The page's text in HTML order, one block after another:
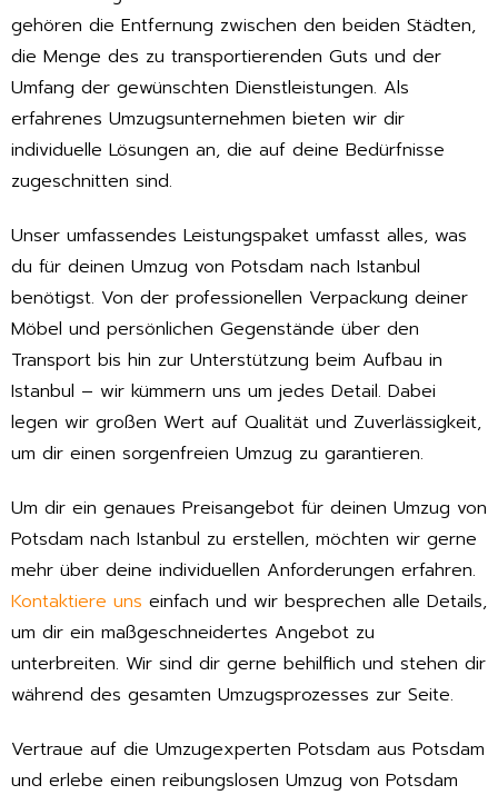
gehören die Entfernung zwischen den beiden Städten,
die Menge des zu transportierenden Guts und der
Umfang der gewünschten Dienstleistungen. Als
erfahrenes Umzugsunternehmen bieten wir dir
individuelle Lösungen an, die auf deine Bedürfnisse
zugeschnitten sind.
Unser umfassendes Leistungspaket umfasst alles, was
du für deinen Umzug von Potsdam nach Istanbul
benötigst. Von der professionellen Verpackung deiner
Möbel und persönlichen Gegenstände über den
Transport bis hin zur Unterstützung beim Aufbau in
Istanbul – wir kümmern uns um jedes Detail. Dabei
legen wir großen Wert auf Qualität und Zuverlässigkeit,
um dir einen sorgenfreien Umzug zu garantieren.
Um dir ein genaues Preisangebot für deinen Umzug von
Potsdam nach Istanbul zu erstellen, möchten wir gerne
mehr über deine individuellen Anforderungen erfahren.
Kontaktiere uns einfach und wir besprechen alle Details,
um dir ein maßgeschneidertes Angebot zu
unterbreiten. Wir sind dir gerne behilflich und stehen dir
während des gesamten Umzugsprozesses zur Seite.
Vertraue auf die Umzugexperten Potsdam aus Potsdam
und erlebe einen reibungslosen Umzug von Potsdam